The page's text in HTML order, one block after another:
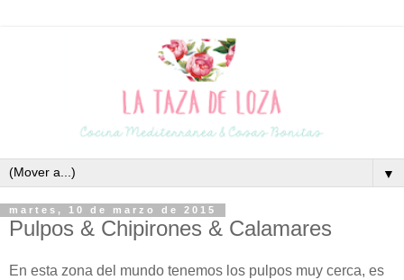
▼
martes, 10 de marzo de 2015
Pulpos & Chipirones & Calamares
En esta zona del mundo tenemos los pulpos muy cerca, es